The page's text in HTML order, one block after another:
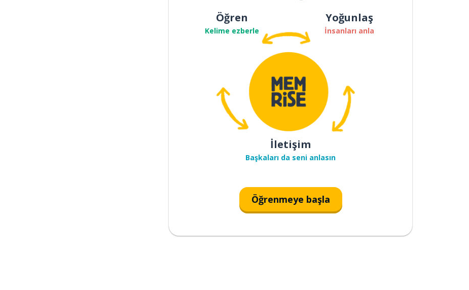
Öğren
Kelime ezberle
Yoğunlaş
İnsanları anla
İletişim
Başkaları da seni anlasın
Öğrenmeye başla